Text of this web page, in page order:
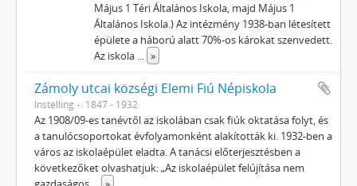
Május 1 Téri Általános Iskola, majd Május 1
Általános Iskola.) Az intézmény 1938-ban létesített
épülete a háború alatt 70%-os károkat szenvedett.
Az iskola ... »
Zámoly utcai községi Elemi Fiú Népiskola
Instelling 1847 - 1932
Az 1908/09-es tanévtől az iskolában csak fiúk oktatása folyt, és
a tanulócsoportokat évfolyamonként alakították ki. 1932-ben a
város az iskolaépület eladta. A tanácsi előterjesztésben a
következőket olvashatjuk: „Az iskolaépület felújítása nem